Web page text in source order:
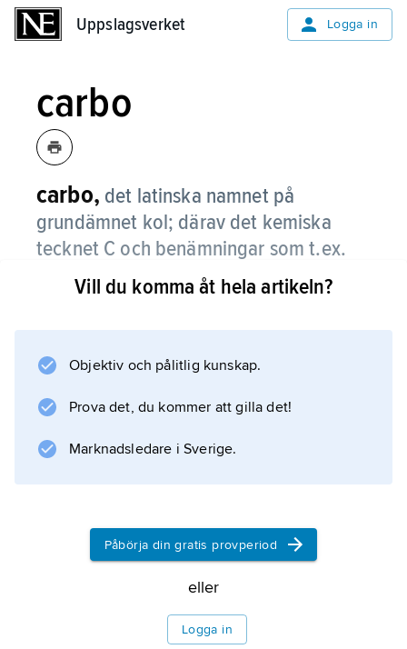
Uppslagsverket Logga in
carbo
carbo, det latinska namnet på
grundämnet kol; därav det kemiska
tecknet C och benämningar som t.ex.
karbonat, karbid, karboxylsyra.
Vill du komma åt hela artikeln?
Objektiv och pålitlig kunskap.
Prova det, du kommer att gilla det!
Marknadsledare i Sverige.
Påbörja din gratis provperiod
eller
Logga in